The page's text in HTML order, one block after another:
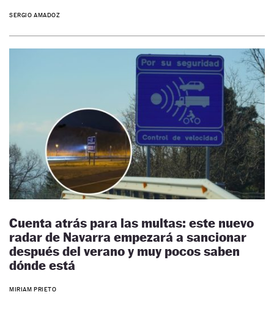
SERGIO AMADOZ
Cuenta atrás para las multas: este nuevo
radar de Navarra empezará a sancionar
después del verano y muy pocos saben
dónde está
MIRIAM PRIETO